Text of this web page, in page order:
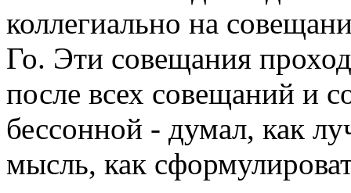
коллегиально на
Го. Эти совещания
после всех совещаний и
бессонной - думал, как
мысль, как